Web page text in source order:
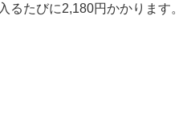
るたびに2,180円かかります